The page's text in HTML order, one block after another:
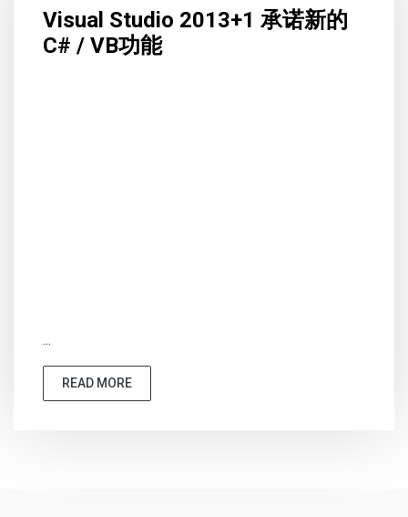
Visual Studio 2013+1 承诺新的
C# / VB功能
...
READ MORE